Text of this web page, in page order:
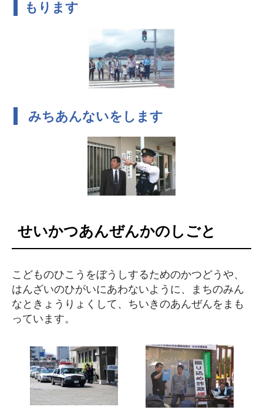
もります
みちあんないをします
せいかつあんぜんかのしごと
こどものひこうをぼうしするためのかつどうや、
はんざいのひがいにあわないように、まちのみん
なときょうりょくして、ちいきのあんぜんをまも
っています。